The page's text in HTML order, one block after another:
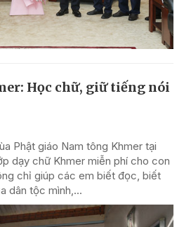
Học chữ, giữ tiếng nói
Phật giáo Nam tông Khmer tại
dạy chữ Khmer miễn phí cho con
chỉ giúp các em biết đọc, biết
dân tộc mình,...